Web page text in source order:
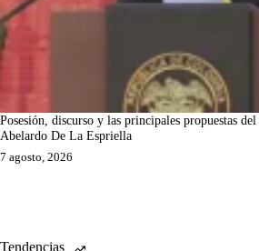
Posesión, discurso y las principales propuestas
Abelardo De La Espriella
7 agosto, 2026
Tendencias